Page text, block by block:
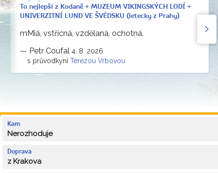
To nejlepší z Kodaně + MUZEUM VIKINGSKÝCH LODÍ +
UNIVERZITNÍ LUND VE ŠVÉDSKU (letecky z Prahy)
mMiá, vstřícná, vzdělaná, ochotná.
— Petr Coufal 4. 8. 2026
s průvodkyní Terezou Vrbovou
Kam
Nerozhoduje
Doprava
z Krakova